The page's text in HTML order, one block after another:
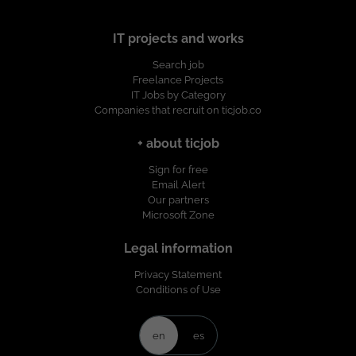
IT projects and works
Search job
Freelance Projects
IT Jobs by Category
Companies that recruit on ticjob.co
+ about ticjob
Sign for free
Email Alert
Our partners
Microsoft Zone
Legal information
Privacy Statement
Conditions of Use
en es